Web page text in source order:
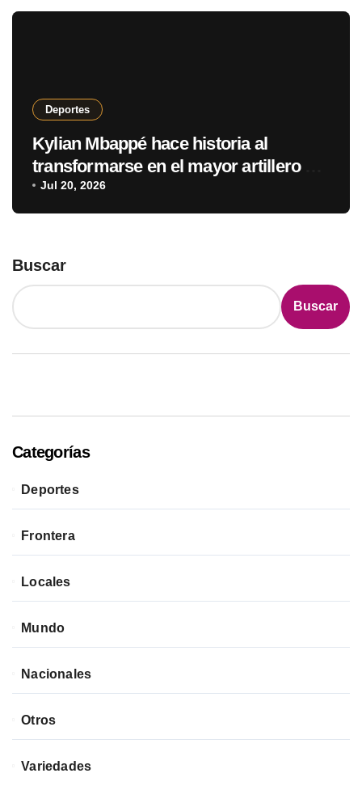
Deportes
Kylian Mbappé hace historia al
transformarse en el mayor artillero de
los mundiales
Jul 20, 2026
Buscar
Buscar
Categorías
Deportes
Frontera
Locales
Mundo
Nacionales
Otros
Variedades